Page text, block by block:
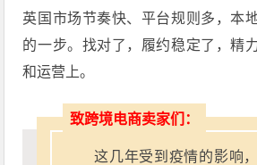
英国市场节奏快、平台规则多，本
的一步。找对了，履约稳定了，精
和运营上。
致跨境电商卖家们：
这几年受到疫情的影响